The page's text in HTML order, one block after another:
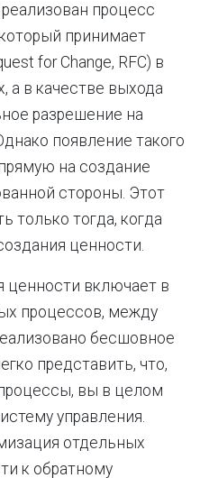
процесс
принимает
for Change, RFC) в
а в качестве выхода
разрешение на
появление такого
на создание
стороны. Этот
только тогда, когда
ценности.
ценности включает в
процессов, между
бесшовное
представить, что,
вы в целом
управления.
отдельных
к обратному